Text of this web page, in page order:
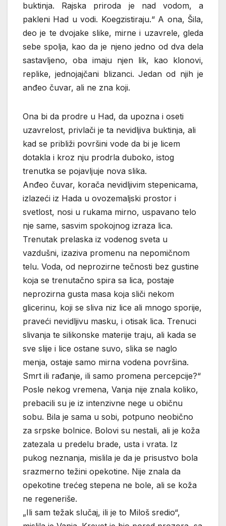
buktinja. Rajska priroda je nad vodom, a
pakleni Had u vodi. Koegzistiraju.“ A ona, Šila,
deo je te dvojake slike, mirne i uzavrele, gleda
sebe spolja, kao da je njeno jedno od dva dela
sastavljeno, oba imaju njen lik, kao klonovi,
replike, jednojajčani blizanci. Jedan od njih je
anđeo čuvar, ali ne zna koji.
Ona bi da prodre u Had, da upozna i oseti
uzavrelost, privlači je ta nevidljiva buktinja, ali
kad se približi površini vode da bi je licem
dotakla i kroz nju prodrla duboko, istog
trenutka se pojavljuje nova slika.
Anđeo čuvar, korača nevidljivim stepenicama,
izlazeći iz Hada u ovozemaljski prostor i
svetlost, nosi u rukama mirno, uspavano telo
nje same, sasvim spokojnog izraza lica.
Trenutak prelaska iz vodenog sveta u
vazdušni, izaziva promenu na nepomičnom
telu. Voda, od neprozirne tečnosti bez gustine
koja se trenutačno spira sa lica, postaje
neprozirna gusta masa koja sliči nekom
glicerinu, koji se sliva niz lice ali mnogo sporije,
praveći nevidljivu masku, i otisak lica. Trenuci
slivanja te silikonske materije traju, ali kada se
sve slije i lice ostane suvo, slika se naglo
menja, ostaje samo mirna vodena površina.
Smrt ili rađanje, ili samo promena percepcije?“
Posle nekog vremena, Vanja nije znala koliko,
prebacili su je iz intenzivne nege u običnu
sobu. Bila je sama u sobi, potpuno neobično
za srpske bolnice. Bolovi su nestali, ali je koža
zatezala u predelu brade, usta i vrata. Iz
pukog neznanja, mislila je da je prisustvo bola
srazmerno težini opekotine. Nije znala da
opekotine trećeg stepena ne bole, ali se koža
ne regeneriše.
„Ili sam težak slučaj, ili je to Miloš sredio“,